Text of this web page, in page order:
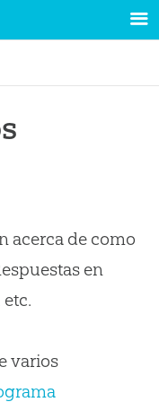
acerca de como
en
varios